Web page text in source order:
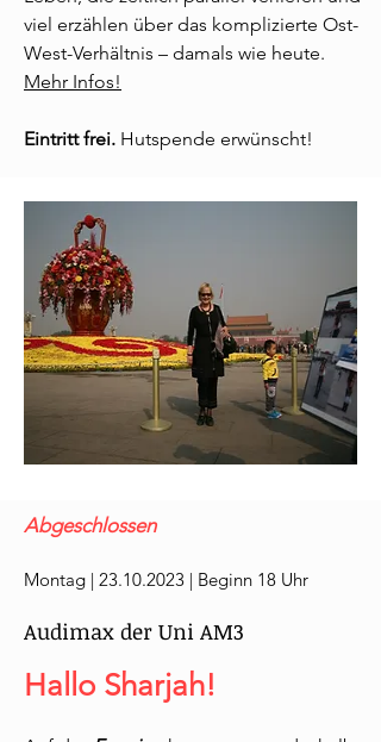
viel erzählen über das komplizierte Ost-
West-Verhältnis – damals wie heute.
Mehr Infos!
Eintritt frei. Hutspende erwünscht!
Abgeschlossen
Montag | 23.10.2023 | Beginn 18 Uhr
Audimax der Uni AM3
Hallo Sharjah!